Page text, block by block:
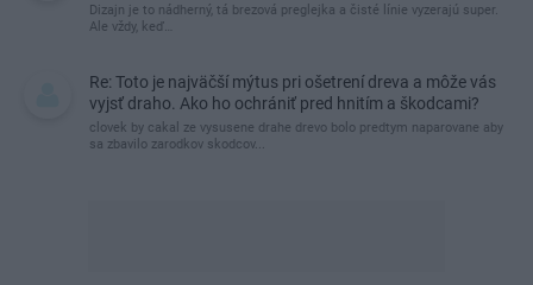
Dizajn je to nádherný, tá brezová preglejka a čisté línie vyzerajú super.
Ale vždy, keď…
Re: Toto je najväčší mýtus pri ošetrení dreva a môže vás
vyjsť draho. Ako ho ochrániť pred hnitím a škodcami?
clovek by cakal ze vysusene drahe drevo bolo predtym naparovane aby
sa zbavilo zarodkov skodcov...